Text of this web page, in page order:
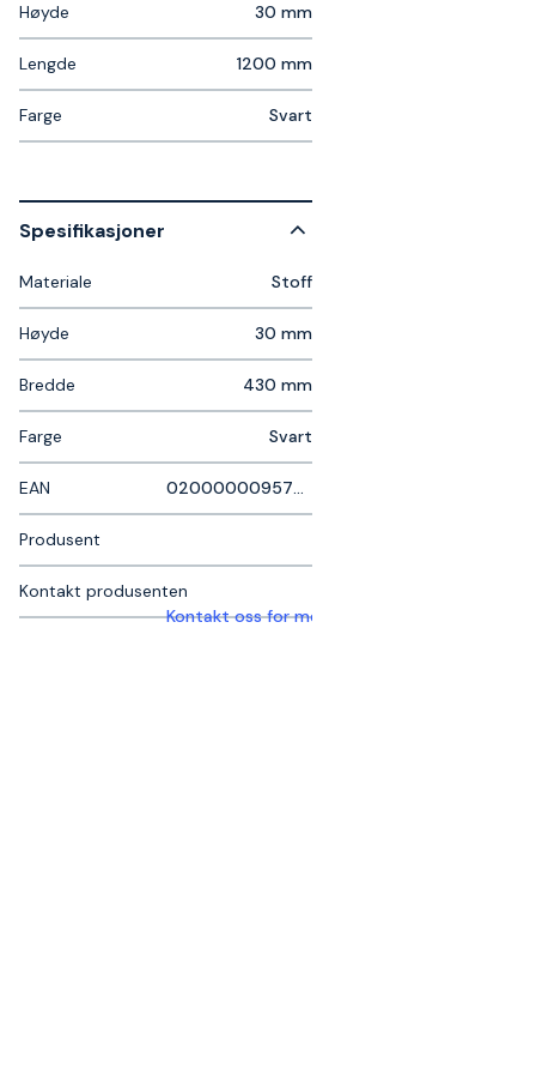
Høyde 30 mm
Lengde 1200 mm
Farge Svart
Spesifikasjoner
Materiale Stoff
Høyde 30 mm
Bredde 430 mm
Farge Svart
EAN 0200000095796
Produsent
Kontakt produsenten
Kontakt oss for mer informasjon